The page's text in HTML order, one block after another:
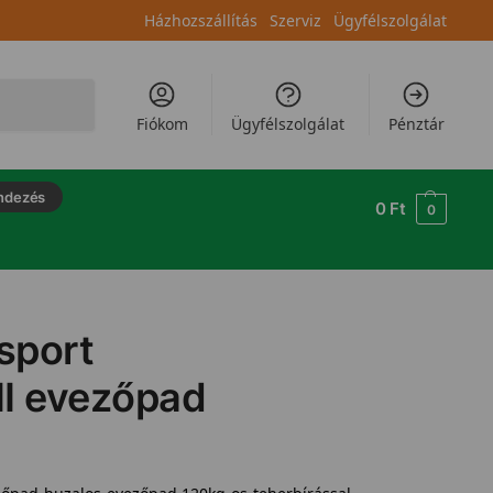
Házhozszállítás Szerviz Ügyfélszolgálat
Fiókom Ügyfélszolgálat Pénztár
0 Ft 0
evezőpad